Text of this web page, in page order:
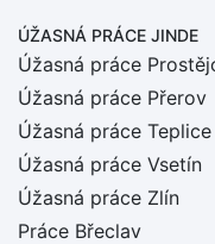
ÚŽASNÁ PRÁCE JINDE
Úžasná práce
Úžasná práce Přerov
Úžasná práce Teplice
Úžasná práce Vsetín
Úžasná práce Zlín
Práce Břeclav